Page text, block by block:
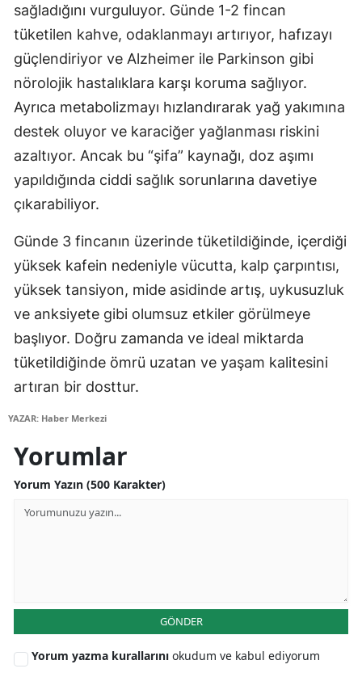
Eskişehir
Gaziantep
Giresun
Gümüşhane
Hakkari
Hatay
Mersin
İstanbul
İzmir
Kars
Kastamonu
Manisa
sağladığını vurguluyor. Günde 1-2 fincan
tüketilen kahve, odaklanmayı artırıyor, hafızayı
güçlendiriyor ve Alzheimer ile Parkinson gibi
nörolojik hastalıklara karşı koruma sağlıyor.
Ayrıca metabolizmayı hızlandırarak yağ yakımına
destek oluyor ve karaciğer yağlanması riskini
azaltıyor. Ancak bu “şifa” kaynağı, doz aşımı
yapıldığında ciddi sağlık sorunlarına davetiye
çıkarabiliyor.
Günde 3 fincanın üzerinde tüketildiğinde, içerdiği
yüksek kafein nedeniyle vücutta, kalp çarpıntısı,
yüksek tansiyon, mide asidinde artış, uykusuzluk
ve anksiyete gibi olumsuz etkiler görülmeye
başlıyor. Doğru zamanda ve ideal miktarda
tüketildiğinde ömrü uzatan ve yaşam kalitesini
artıran bir dosttur.
YAZAR: Haber Merkezi
Yorumlar
Yorum Yazın (500 Karakter)
GÖNDER
Yorum yazma kurallarını okudum ve kabul ediyorum